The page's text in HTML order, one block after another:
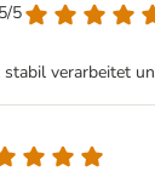
5
verarbeitet